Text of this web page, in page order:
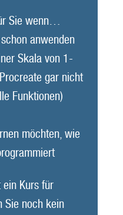
Sie wenn…
anwenden
Skala von 1-
gar nicht
Funktionen)
möchten, wie
Kurs für
Sie noch kein